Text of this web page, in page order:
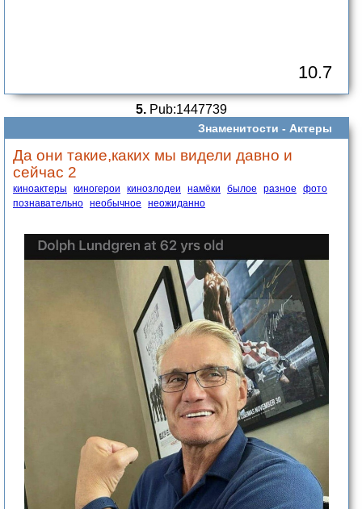
10.7
5.Pub:1447739
Знаменитости - Актеры
Да они такие,каких мы видели давно и
сейчас 2
киноактеры киногерои кинозлодеи намёки былое разное
фото
познавательно необычное неожиданно